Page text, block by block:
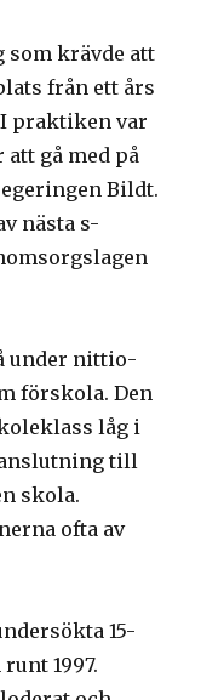
som krävde att
från ett års
praktiken var
gå med på
Bildt.
nästa s-
under nittio-
förskola. Den
låg i
till
skola.
ofta av
15-
1997.